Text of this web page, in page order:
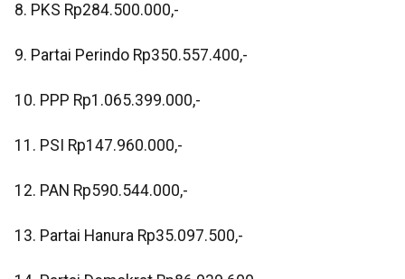
8. PKS Rp284.500.000,-
9. Partai Perindo Rp350.557.400,-
10. PPP Rp1.065.399.000,-
11. PSI Rp147.960.000,-
12. PAN Rp590.544.000,-
13. Partai Hanura Rp35.097.500,-